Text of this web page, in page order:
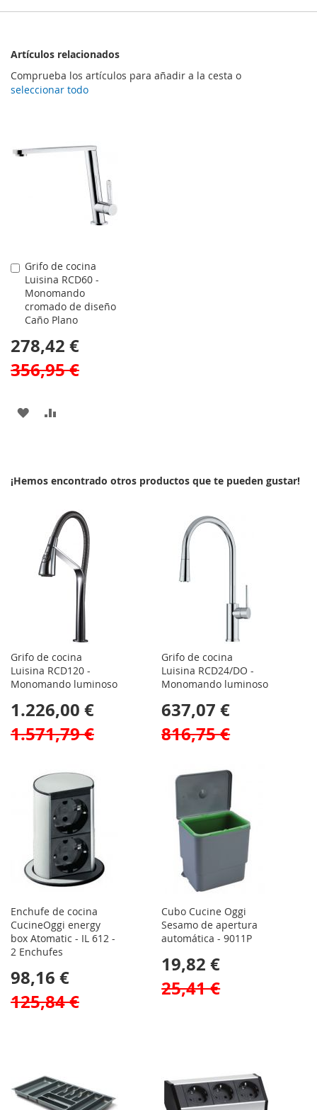
Artículos relacionados
Comprueba los artículos para añadir a la cesta o
seleccionar todo
Grifo de cocina
Luisina RCD60 -
Monomando
cromado de diseño
Caño Plano
278,42 €
356,95 €
Comprar
AÑADIR
LISTA
DESEOS
¡Hemos encontrado otros productos que te pueden gustar!
Grifo de cocina
Luisina RCD120 -
Monomando luminoso
1.226,00 €
1.571,79 €
Grifo de cocina
Luisina RCD24/DO -
Monomando luminoso
637,07 €
816,75 €
Enchufe de cocina
CucineOggi energy
box Atomatic - IL 612 -
2 Enchufes
98,16 €
125,84 €
Cubo Cucine Oggi
Sesamo de apertura
automática - 9011P
19,82 €
25,41 €